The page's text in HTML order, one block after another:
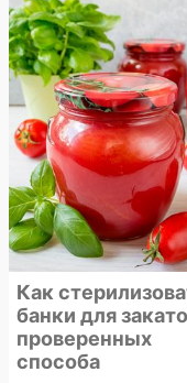
стерилизовать
для закаток. 4